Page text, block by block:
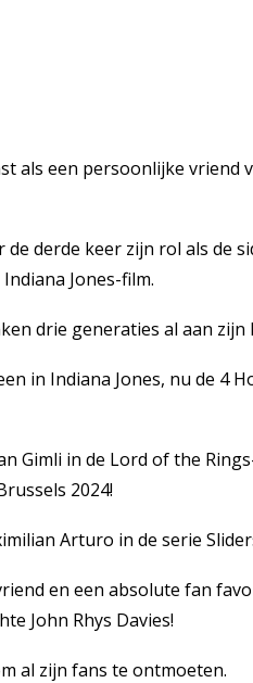
als een persoonlijke vriend
derde keer zijn rol als de
Jones-film.
drie generaties al aan zijn
in Indiana Jones, nu de 4
Gimli in de Lord of the
2024!
Arturo in de serie
en een absolute fan
John Rhys Davies!
al zijn fans te ontmoeten.